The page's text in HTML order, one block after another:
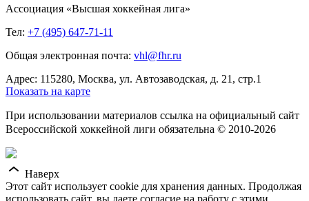
Ассоциация «Высшая хоккейная лига»
Тел: +7 (495) 647-71-11
Общая электронная почта: vhl@fhr.ru
Адрес: 115280, Москва, ул. Автозаводская, д. 21, стр.1
Показать на карте
При использовании материалов ссылка на официальный сайт
Всероссийской хоккейной лиги обязательна © 2010-2026
Наверх
Этот сайт использует cookie для хранения данных. Продолжая